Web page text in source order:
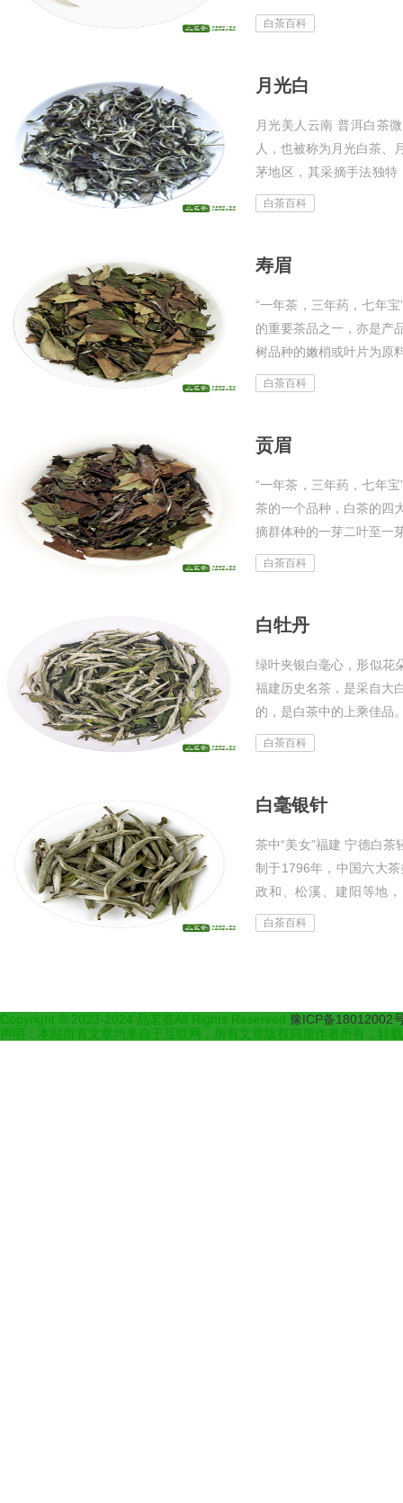
针称“北路银针”。政和
白茶百科
月光白
月光美人云南 普洱白茶
人，也被称为月光白茶、
茅地区，其采摘手法独
成。外形汤色叶底特级：
白茶百科
寿眉
“一年茶，三年药，七年
的重要茶品之一，亦是产
树品种的嫩梢或叶片为原
产品。寿眉的鲜叶原料较
白茶百科
贡眉
“一年茶，三年药，七年
茶的一个品种，白茶的四
摘群体种的一芽二叶至一
毫心显而多，色泽翠绿，
白茶百科
白牡丹
绿叶夹银白毫心，形似花
福建历史名茶，是采自大
的，是白茶中的上乘佳品
着嫩芽，宛如蓓蕾初放，
白茶百科
白毫银针
茶中“美女”福建 宁德白
制于1796年，中国六大
政和、松溪、建阳等地
王”之美称。其外观特征
白茶百科
Copyright © 2023-2024 品茗荟All Rights Reserved 豫ICP备18012002
声明：本站所有文章均来自于互联网，所有文章版权归原作者所有，转